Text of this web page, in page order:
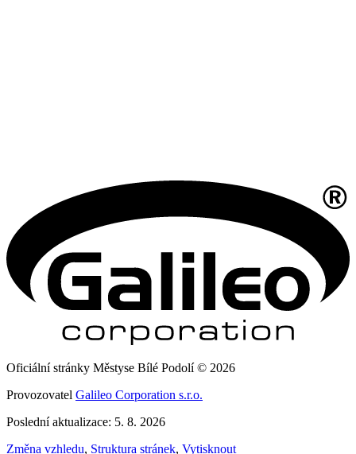
Oficiální stránky Městyse Bílé Podolí © 2026
Provozovatel Galileo Corporation s.r.o.
Poslední aktualizace: 5. 8. 2026
Změna vzhledu, Struktura stránek, Vytisknout